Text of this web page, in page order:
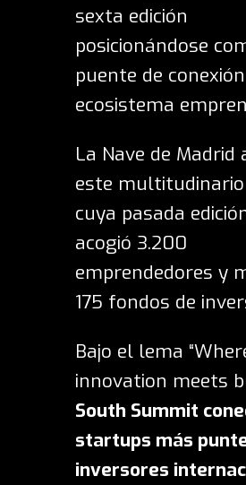
sexta edición
posicionándose
puente de
ecosistema
La Nave de Madrid
este
cuya pasada
acogió 3.200
emprendedores y
175 fondos de
Bajo el lema
innovation meets
South Summit
startups más
inversores